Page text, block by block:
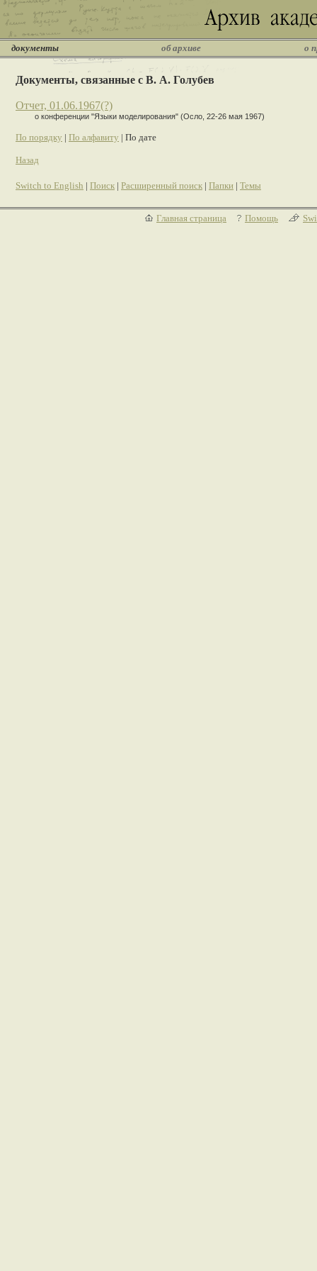
документы об архиве о
Документы, связанные с В. А. Голубев
Отчет, 01.06.1967(?)
о конференции "Языки моделирования" (Осло, 22-26 мая 1967)
По порядку | По алфавиту | По дате
Назад
Switch to English | Поиск | Расширенный поиск | Папки | Темы
Главная страница Помощь